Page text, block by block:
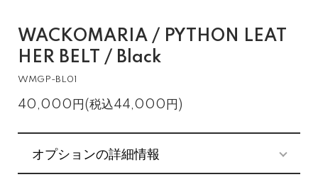
WACKOMARIA / PYTHON LEAT
HER BELT / Black
WMGP-BL01
40,000円(税込44,000円)
オプションの詳細情報